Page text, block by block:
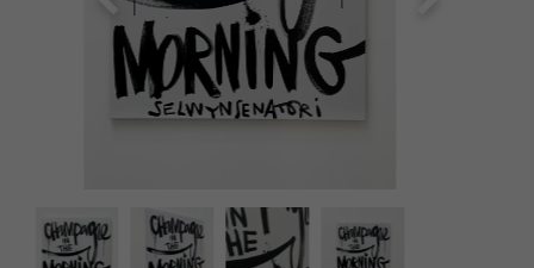
origineel op linnen - 100 x 100 cm - De
Kunsthuizen 2